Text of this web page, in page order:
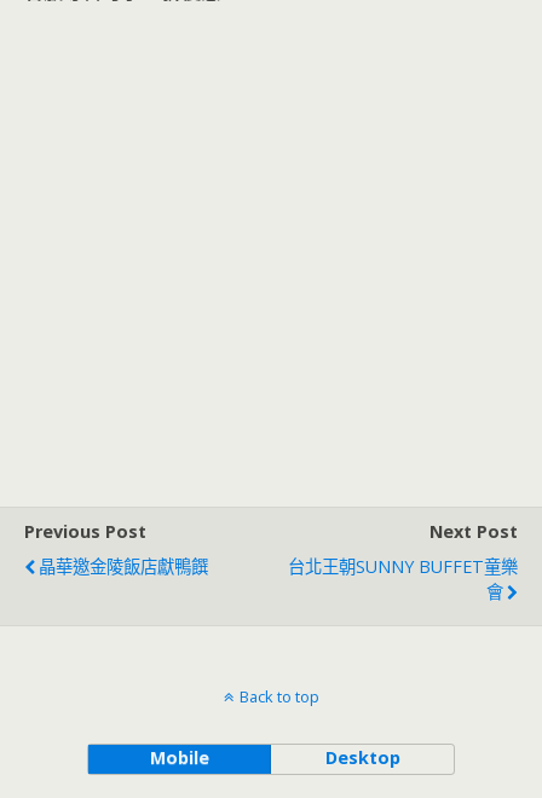
Previous Post
晶華邀金陵飯店獻鴨饌
Next Post
台北王朝SUNNY BUFFET童樂
會
Back to top
Mobile Desktop